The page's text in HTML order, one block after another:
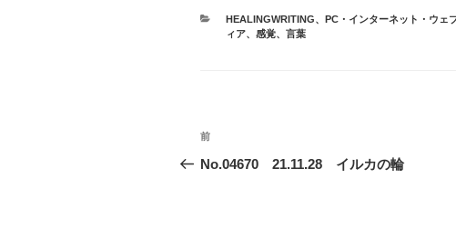
カ
テ
HEALINGWRITING、 PC・インターネット・ウェ
ィア、 感覚、 言葉
投
稿
前
の
前
No.04670 21.11.28 イルカの輪